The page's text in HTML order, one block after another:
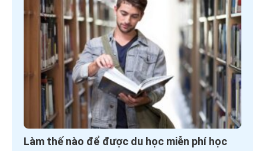
Làm thế nào để được du học miễn phí học